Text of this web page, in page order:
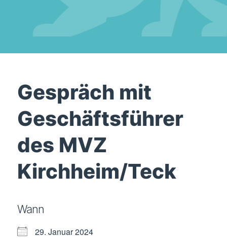
Gespräch mit
Geschäftsführer
des MVZ
Kirchheim/Teck
Wann
29. Januar 2024